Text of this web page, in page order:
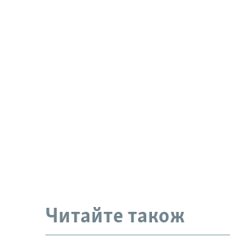
Читайте також